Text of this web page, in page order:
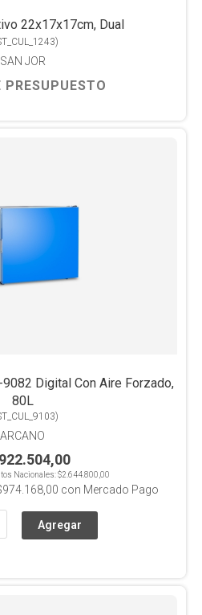
22x17x17cm, Dual
)
SAN JOR
Digital Con Aire Forzado,
80L
)
ARCANO
Nacionales:$2.644.800,00
con Mercado Pago